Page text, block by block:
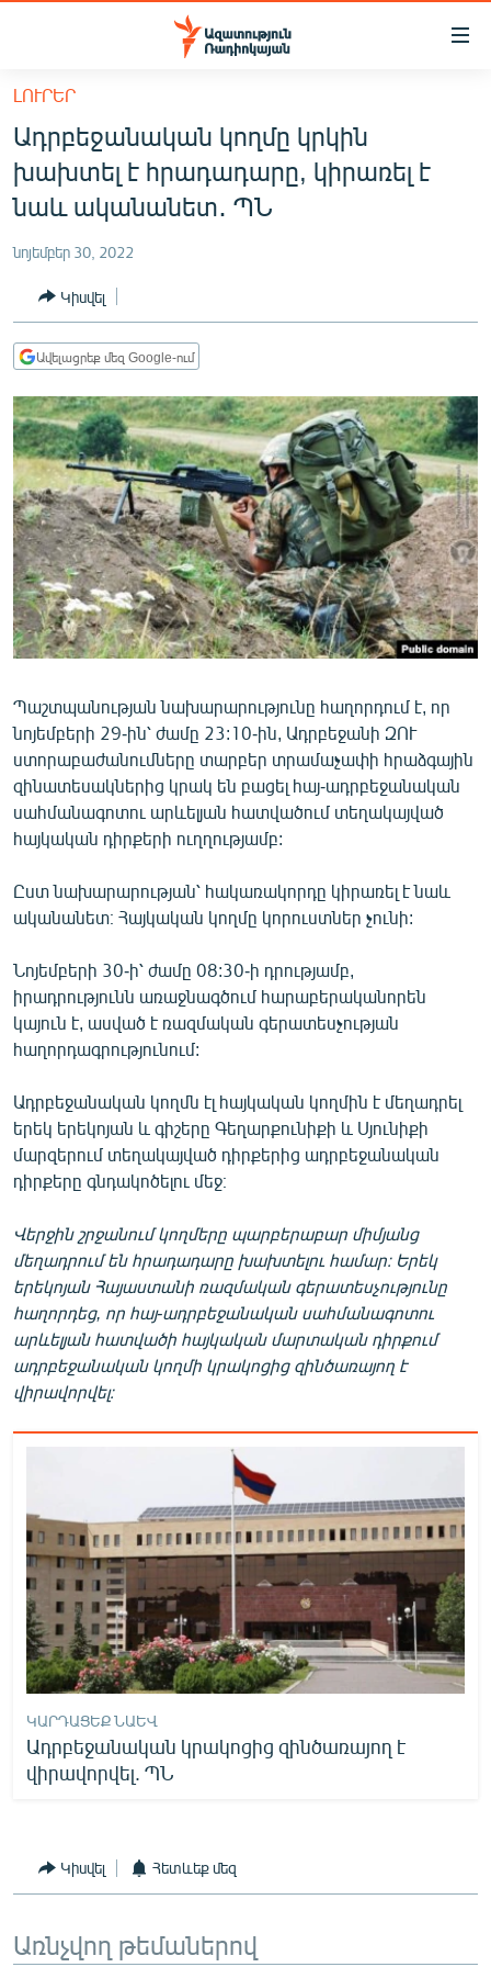
Մատչելիության
հիմնական
բովանդակությանը
Անցնել
հիմնական
մենյուին
ՀԱՅԱՍՏԱՆ
ՔԱՂԱՔԱԿԱՆ
ՀԱՍԱՐԱԿՈՒԹՅՈՒՆ
ՏՆՏԵՍՈՒԹՅՈՒՆ
ՂԱՐԱԲԱՂ
ՊԱՏԵՐԱԶՄԻ 6 ՇԱԲԱԹՆԵՐԸ
ՏԱՐԱԾԱՇՐՋԱՆ
ՄԻՋԱԶԳԱՅԻՆ
ՄՇԱԿՈՒՅԹ
ՍՊՈՐՏ
ՄԵԿՆԱԲԱՆՈՒԹՅՈՒՆ
ԿՈՐՈՆԱՎԻՐՈՒՍ
ԱՐԽԻՎ
ՏԵՍԱՆՅՈՒԹԵՐ
ԲԱՆԱՎԵՃ
ՓՈԴՔԱՍԹ
Հայերեն
English
Русский
ՀԵՏԵՎԵՔ ՄԵԶ
«Ազատության» բոլոր կայքերը
ԼՈՒՐԵՐ
Ադրբեջանական կողմը կրկին
խախտել է հրադադարը, կիրառել է
նաև ականանետ․ ՊՆ
նոյեմբեր 30, 2022
Կիսվել
Ավելացրեք մեզ Google-ում
Պաշտպանության նախարարությունը հաղորդում է, որ
նոյեմբերի 29-ին՝ ժամը 23:10-ին, Ադրբեջանի ԶՈՒ
ստորաբաժանումները տարբեր տրամաչափի հրաձգային
զինատեսակներից կրակ են բացել հայ-ադրբեջանական
սահմանագոտու արևելյան հատվածում տեղակայված
հայկական դիրքերի ուղղությամբ:
Ըստ նախարարության՝ հակառակորդը կիրառել է նաև
ականանետ։ Հայկական կողմը կորուստներ չունի:
Նոյեմբերի 30-ի՝ ժամը 08:30-ի դրությամբ,
իրադրությունն առաջնագծում հարաբերականորեն
կայուն է, ասված է ռազմական գերատեսչության
հաղորդագրությունում:
Ադրբեջանական կողմն էլ հայկական կողմին է մեղադրել
երեկ երեկոյան և գիշերը Գեղարքունիքի և Սյունիքի
մարզերում տեղակայված դիրքերից ադրբեջանական
դիրքերը գնդակոծելու մեջ։
Վերջին շրջանում կողմերը պարբերաբար միմյանց
մեղադրում են հրադադարը խախտելու համար։ Երեկ
երեկոյան Հայաստանի ռազմական գերատեսչությունը
հաղորդեց, որ հայ-ադրբեջանական սահմանագոտու
արևելյան հատվածի հայկական մարտական դիրքում
ադրբեջանական կողմի կրակոցից զինծառայող է
վիրավորվել։
ԿԱՐԴԱՑԵՔ ՆԱԵՎ
Ադրբեջանական կրակոցից զինծառայող է
վիրավորվել. ՊՆ
Կիսվել Հետևեք մեզ
Առնչվող թեմաներով